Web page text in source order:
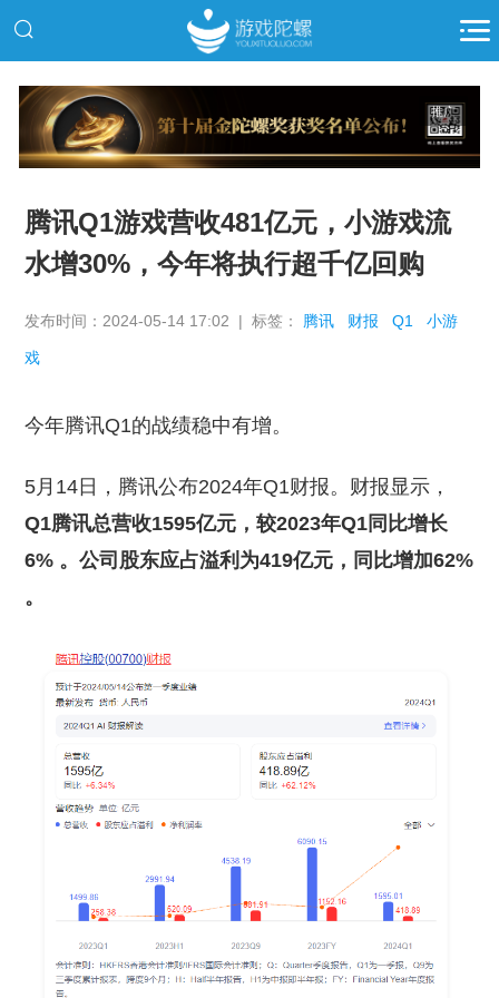
推广
腾讯Q1游戏营收481亿元，小游戏流
水增30%，今年将执行超千亿回购
发布时间：2024-05-14 17:02 | 标签： 腾讯 财报 Q1 小游
戏
今年腾讯Q1的战绩稳中有增。
5月14日，腾讯公布2024年Q1财报。财报显示，
Q1腾讯总营收1595亿元，较2023年Q1同比增长
6% 。公司股东应占溢利为419亿元，同比增加62%
。